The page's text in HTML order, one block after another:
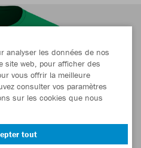
analyser les données de nos
site web, pour afficher des
vous offrir la meilleure
consulter vos paramètres
sur les cookies que nous
tout